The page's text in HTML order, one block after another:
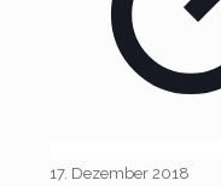
17. Dezember 2018